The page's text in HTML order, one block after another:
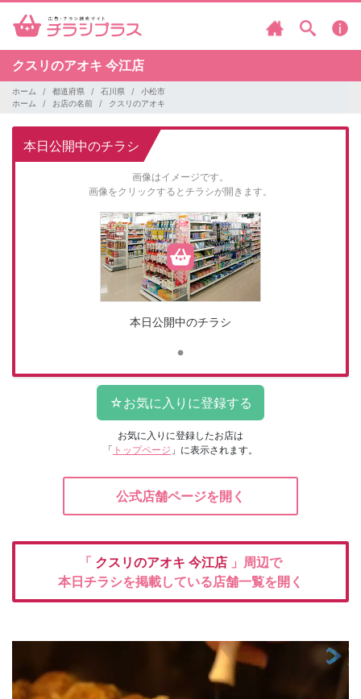
クスリのアオキ 今江店
ホーム 都道府県 石川県
小松市
ホーム
お店の名前 クスリのアオキ
本日公開中のチラシ
画像はイメージです。
画像をクリックするとチラシが開きます。
本日公開中のチラシ
お気に入りに登録したお店は
「 トップページ 」に表示されます。
公式店舗ページを開く
「 クスリのアオキ 今江店 」周辺で
本日チラシを掲載している店舗一覧を開く